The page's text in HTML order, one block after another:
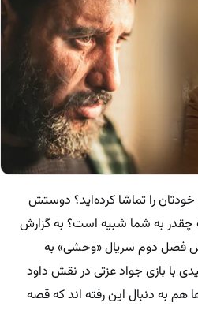
خودتان را تماشا کرده‌اید؟ دوستش
چقدر به شما شبیه است؟ به گزارش
فصل دوم سریال «وحشی» به
با بازی جواد عزتی در نقش داود
به دنبال این رفته اند که قصه